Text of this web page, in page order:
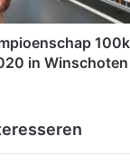
in Winschoten